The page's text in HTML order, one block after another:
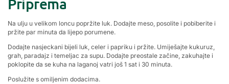
Priprema
Na ulju u velikom loncu popržite luk. Dodajte meso, posolite i pobiberite i
pržite par minuta da lijepo porumene.
Dodajte nasjeckani bijeli luk, celer i papriku i pržite. Umiješajte kukuruz,
grah, paradajz i temeljac za supu. Dodajte preostale začine, zakuhajte i
poklopite da se kuha na laganoj vatri još 1 sat i 30 minuta.
Poslužite s omiljenim dodacima.